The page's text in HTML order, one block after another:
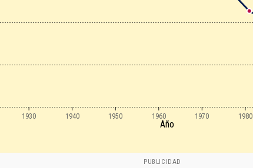
1930 1940 1950 1960 1970 1980
Año
PUBLICIDAD